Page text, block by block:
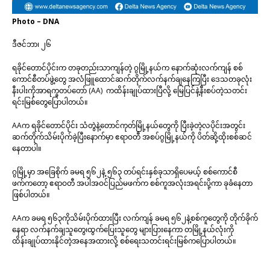
Photo – DNA
ဒီဇင်ဘာ၊ ၂၆
ရခိုင်တောင်ပိုင်းက တခုတည်းသာကျန်တဲ့ ဂွမြို့နယ်က နောက်ဆုံးလက်ကျန် စစ်
ကောင်စီတပ်ဖွဲ့တွေ အလံဖြူထောင်ဆက်တိုက်လက်နက်ချနေကြပြီး ဒေသတခုလုံး
နီးပါးကိုအာရက္ခတပ်တော် (AA) ကထိန်းချုပ်ထားပြီလို့ မြေပြင်နဲ့နီးစပ်တဲ့သတင်း
ရင်းမြစ်တွေပြောပါတယ်။
AAက ရခိုင်တောင်ပိုင်း သံတွဲနဲ့တောင်ကုတ်မြို့နယ်တွေကို ပြီးခဲ့တဲ့လပိုင်းအတွင်း
ဆက်တိုက်သိမ်းပိုက်ခဲ့ပြီးနောက်မှာ ဧရာဝတီ အစပ်ဂွမြို့နယ်ကို ပိတ်ဆို့ထိုးစစ်ဆင်
နေတာပါ။
ဂွမြို့မှာ အခြေစိုက် ခမရ ၅၆၂နဲ့ ၅၆၃တပ်ရင်းနှစ်ခုသာရှိပေမယ့် စစ်ကောင်စီ
ဖက်ကတော့ ဧရာဝတီ အပါအဝင်ပြည်မဖက်က စစ်ကူအလုံးအရင်းပို့ကာ ခုခံနေတာ
ဖြစ်ပါတယ်။
AAက ခမရ ၅၆၃ကိုသိမ်းပိုက်ထားပြီး လက်ကျန် ခမရ ၅၆၂နဲ့စစ်ကူတွေကို တိုက်ခိုက်
နေရာ လက်နက်ချသူတွေ၊ထွက်ပြေးသူတွေ များပြားနေကာ တမြို့နယ်လုံးကို
ထိန်းချုပ်ထားနိုင်တဲ့အနေအထားလို့ စစ်ရေးသတင်းရင်းမြစ်ကပြောပါတယ်။